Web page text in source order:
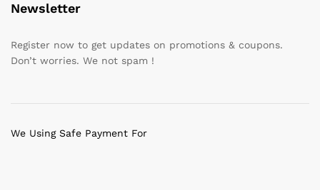
Newsletter
Register now to get updates on promotions & coupons.
Don’t worries. We not spam !
We Using Safe Payment For